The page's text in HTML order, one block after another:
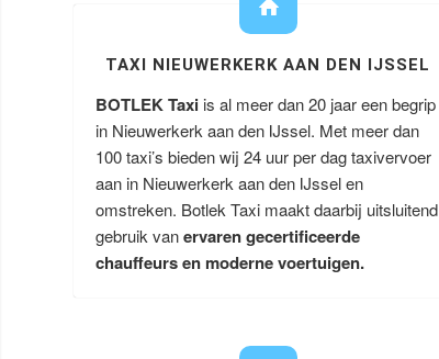
TAXI NIEUWERKERK AAN DEN IJSSEL
BOTLEK Taxi is al meer dan 20 jaar een begrip
in Nieuwerkerk aan den IJssel. Met meer dan
100 taxi’s bieden wij 24 uur per dag taxivervoer
aan in Nieuwerkerk aan den IJssel en
omstreken. Botlek Taxi maakt daarbij uitsluitend
gebruik vanervaren gecertificeerde
chauffeurs en moderne voertuigen.